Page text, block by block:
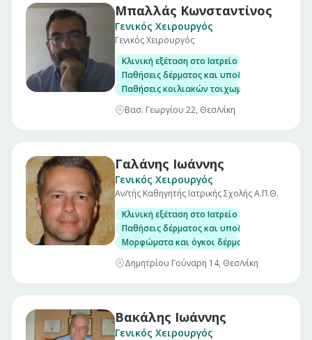
Μπαλλάς Κωνσταντίνος
Γενικός Χειρουργός
Γενικός Χειρουργός
Κλινική εξέταση στο Ιατρείο
Παθήσεις δέρματος και υποδορίου
Παθήσεις κοιλιακών τοιχωμάτων
Βασ. Γεωργίου 22, Θεσ/νίκη
Γαλάνης Ιωάννης
Γενικός Χειρουργός
Αν/τής Καθηγητής Ιατρικής Σχολής Α.Π.Θ.
Κλινική εξέταση στο Ιατρείο
Παθήσεις δέρματος και υποδορίου
Μορφώματα και όγκοι δέρματος
Δημητρίου Γούναρη 14, Θεσ/νίκη
Βακάλης Ιωάννης
Γενικός Χειρουργός